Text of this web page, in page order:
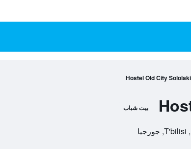
Hostel Old City Sololaki
بيت شباب